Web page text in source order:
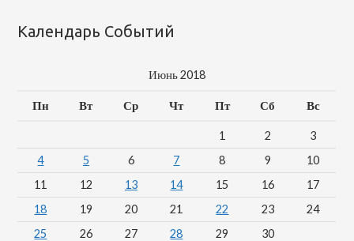
Календарь Событий
Июнь 2018
Пн Вт Ср Чт Пт Сб Вс
1 2
3
4
5 6 7 8 9
10
11
12 13 14 15 16
17
18
19 20 21 22 23
24
25
26 27 28 29 30